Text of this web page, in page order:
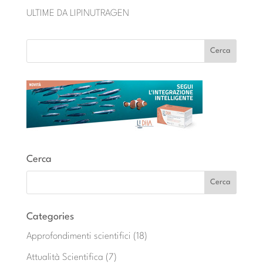
ULTIME DA LIPINUTRAGEN
Cerca
Categories
Approfondimenti scientifici (18)
Attualità Scientifica (7)